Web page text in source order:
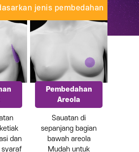
jenis pembedahan
dan
syaraf
Pembedahan
Areola
Sauatan di
sepanjang bagian
bawah areola
Mudah untuk